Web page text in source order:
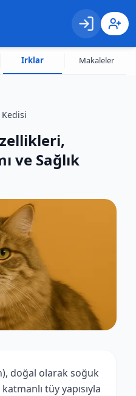
Giriş Kayıt
Irklar Makaleler
ve Sağlık
doğal olarak soğuk
tüy yapısıyla